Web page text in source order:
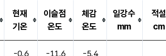
현재
기온
이슬점
온도
체감
온도
일강수
mm
적설
cm
-0.6 -11.6 -5.4